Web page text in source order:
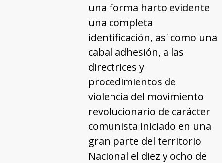
una forma harto evidente
una completa
identificación, así como una
cabal adhesión, a las
directrices y
procedimientos de
violencia del movimiento
revolucionario de carácter
comunista iniciado en una
gran parte del territorio
Nacional el diez y ocho de